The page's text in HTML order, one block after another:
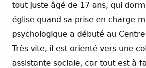
tout juste âgé de 17 ans, qui
église quand sa prise en charge
psychologique a débuté au
Très vite, il est orienté vers une
assistante sociale, car tout est à